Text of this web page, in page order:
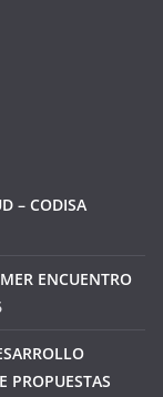
– CODISA
ENCUENTRO
PROPUESTAS